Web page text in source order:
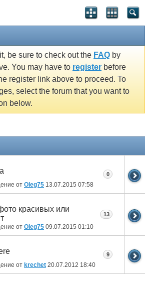
be sure to check out the FAQ by
You may have to register before
register link above to proceed. To
select the forum that you want to
below.
от Оlеg75 13.07.2015 07:58
0
красивых или
от Оlеg75 09.07.2015 01:10
13
от krechet 20.07.2012 18:40
9